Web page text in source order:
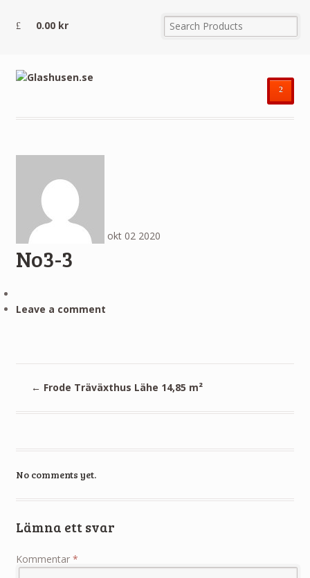
0.00 kr
²
okt 02 2020
No3-3
Leave a comment
← Frode Träväxthus Lähe 14,85 m²
No comments yet.
Lämna ett svar
Kommentar *